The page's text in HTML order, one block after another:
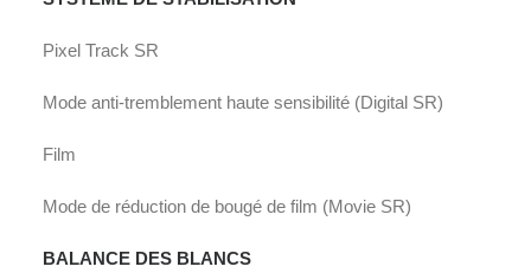
Pixel Track SR
Mode anti-tremblement haute sensibilité (Digital SR)
Film
Mode de réduction de bougé de film (Movie SR)
BALANCE DES BLANCS